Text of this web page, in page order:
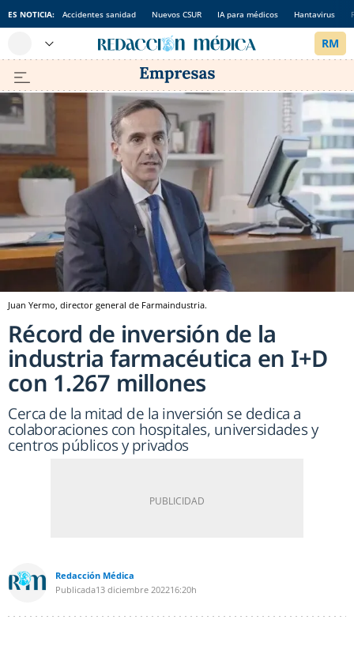
ES NOTICIA: Accidentes sanidad Nuevos CSUR IA para médicos Hantavirus
Juan Yermo, director general de Farmaindustria.
Récord de inversión de la
industria farmacéutica en I+D
con 1.267 millones
Cerca de la mitad de la inversión se dedica a
colaboraciones con hospitales, universidades y
centros públicos y privados
Redacción Médica
Publicada13 diciembre 202216:20h